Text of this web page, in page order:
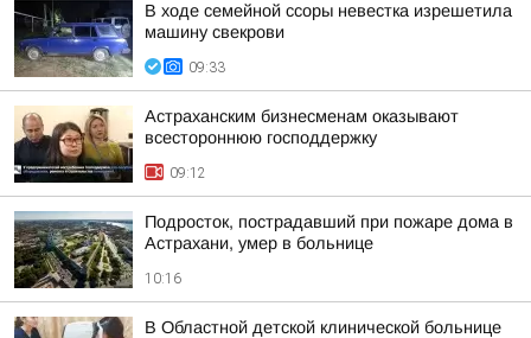
В ходе семейной ссоры невестка изрешетила
машину свекрови
09:33
Астраханским бизнесменам оказывают
всестороннюю господдержку
09:12
Подросток, пострадавший при пожаре дома в
Астрахани, умер в больнице
10:16
В Областной детской клинической больнице